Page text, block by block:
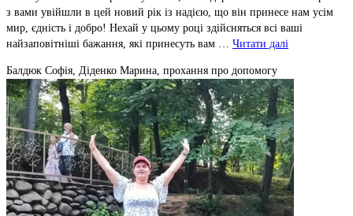
з вами увійшли в цей новий рік із надією, що він принесе нам усім
мир, єдність і добро! Нехай у цьому році здійсняться всі ваші
найзаповітніші бажання, які принесуть вам … Читати далі
Балдюк Софія, Діденко Марина, прохання про допомогу